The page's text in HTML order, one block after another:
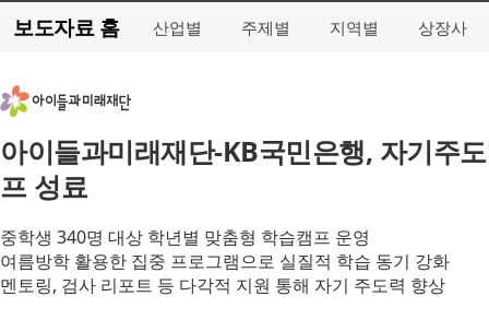
보도자료 홈 산업별 주제별 지역별 상장사
아이들과미래재단-KB국민은행, 자기주
프 성료
중학생 340명 대상 학년별 맞춤형 학습캠프 운영
여름방학 활용한 집중 프로그램으로 실질적 학습 동기 강화
멘토링, 검사 리포트 등 다각적 지원 통해 자기 주도력 향상